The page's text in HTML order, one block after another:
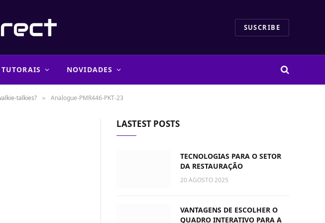
SUSCRIBE
NOVIDADES
talkies? » Analogue-PMR446-PKT-23
LASTEST POSTS
TECNOLOGIAS PARA O SETOR
DA RESTAURAÇÃO
20 AGOSTO 2025
VANTAGENS DE ESCOLHER O
QUADRO INTERATIVO PARA A